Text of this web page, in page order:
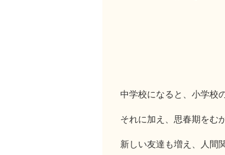
中学校になると、小学校
それに加え、思春期をむ
新しい友達も増え、人間